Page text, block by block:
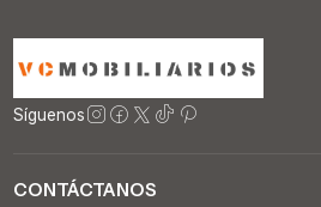
Síguenos
CONTÁCTANOS